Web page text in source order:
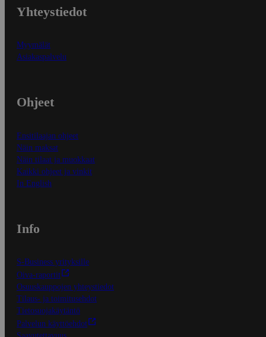
Yhteystiedot
Myymälät
Asiakaspalvelu
Ohjeet
Ensitilaajan ohjeet
Näin maksat
Näin tilaat ja muokkaat
Kaikki ohjeet ja vinkit
In English
Info
S-Business yrityksille
Oiva-raportit
Osuuskauppojen yhteystiedot
Tilaus- ja toimitusehdot
Tietosuojakäytäntö
Palvelun käyttöehdot